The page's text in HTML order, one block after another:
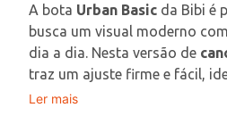
A bota Urban Basic da Bibi é
busca um visual moderno
dia a dia. Nesta versão de
traz um ajuste firme e fácil,
Por que escolher a Urban
Ler mais